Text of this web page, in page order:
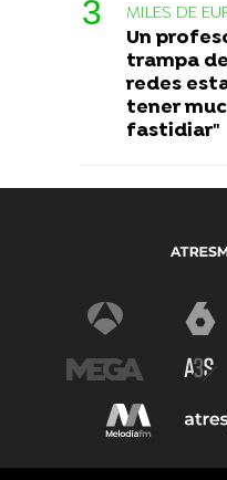
MILES DE
Un
trampa
redes
tener
fastidiar"